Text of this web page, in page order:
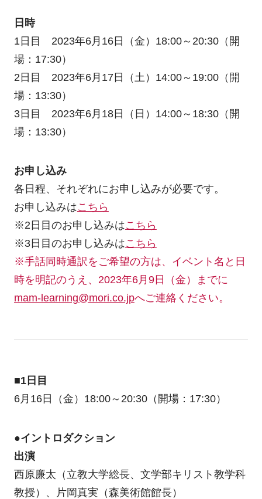
日時
1日目 2023年6月16日（金）18:00～20:30（開
場：17:30）
2日目 2023年6月17日（土）14:00～19:00（開
場：13:30）
3日目 2023年6月18日（日）14:00～18:30（開
場：13:30）
お申し込み
各日程、それぞれにお申し込みが必要です。
お申し込みはこちら
※2日目のお申し込みはこちら
※3日目のお申し込みはこちら
※手話同時通訳をご希望の方は、イベント名と日
時を明記のうえ、2023年6月9日（金）までに
mam-learning@mori.co.jpへご連絡ください。
■1日目
6月16日（金）18:00～20:30（開場：17:30）
●イントロダクション
出演
西原廉太（立教大学総長、文学部キリスト教学科
教授）、片岡真実（森美術館館長）